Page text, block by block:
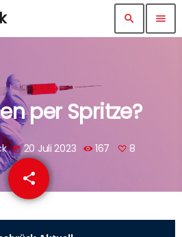
search menu
per Spritze?
today 20 Juli 2023 167 8
share
email